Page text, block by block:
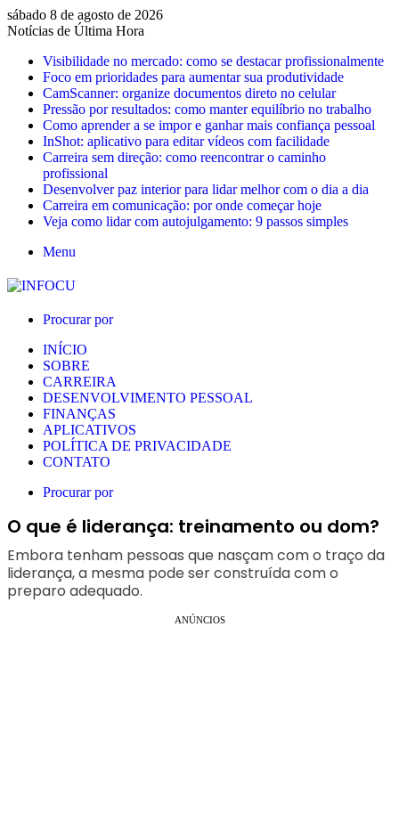
sábado 8 de agosto de 2026
Notícias de Última Hora
Visibilidade no mercado: como se destacar profissionalmente
Foco em prioridades para aumentar sua produtividade
CamScanner: organize documentos direto no celular
Pressão por resultados: como manter equilíbrio no trabalho
Como aprender a se impor e ganhar mais confiança pessoal
InShot: aplicativo para editar vídeos com facilidade
Carreira sem direção: como reencontrar o caminho
profissional
Desenvolver paz interior para lidar melhor com o dia a dia
Carreira em comunicação: por onde começar hoje
Veja como lidar com autojulgamento: 9 passos simples
Menu
Procurar por
INÍCIO
SOBRE
CARREIRA
DESENVOLVIMENTO PESSOAL
FINANÇAS
APLICATIVOS
POLÍTICA DE PRIVACIDADE
CONTATO
Procurar por
O que é liderança: treinamento ou dom?
Embora tenham pessoas que nasçam com o traço da
liderança, a mesma pode ser construída com o
preparo adequado.
ANÚNCIOS